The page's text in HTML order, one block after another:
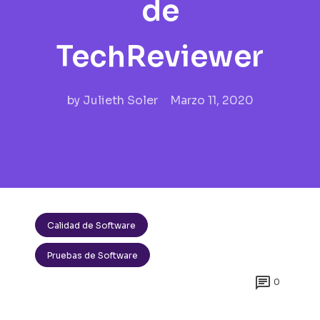
de
TechReviewer
by Julieth Soler Marzo 11, 2020
Calidad de Software
Pruebas de Software
 0